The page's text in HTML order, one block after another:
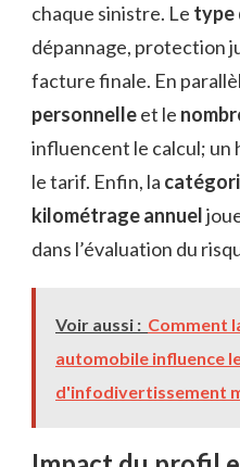
chaque sinistre. Le type
dépannage, protection
facture finale. En
personnelleet le
influencent le calcul; un
le tarif. Enfin, la
kilométrage annuel
dans l’évaluation du
Voir aussi : Comment
automobile influence
d'infodivertissement